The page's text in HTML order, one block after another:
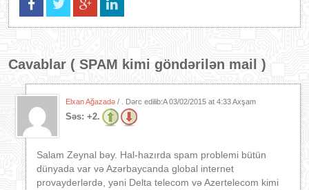
Cavablar ( SPAM kimi göndərilən mail )
Elxan Ağazadə / . Dərc edilib:A03/02/2015 at 4:33 Axşam
Səs: +2.
Salam Zeynal bəy. Hal-hazırda spam problemi bütün
dünyada var və Azərbaycanda global internet
provayderlərdə, yəni Delta telecom və Azertelecom kimi